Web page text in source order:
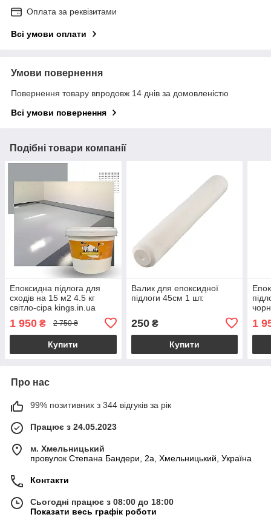
Оплата за реквізитами
Всі умови оплати
Умови повернення
Повернення товару впродовж 14 днів за домовленістю
Всі умови повернення
Подібні товари компанії
Епоксидна підлога для
сходів на 15 м2 4.5 кг
світло-сіра kings.in.ua
1 950 ₴ 2 750 ₴
Купити
Валик для епоксидної
підлоги 45см 1 шт.
250₴
Купити
1
Про нас
99% позитивних з 344 відгуків за рік
Працює з 24.05.2023
м. Хмельницький
провулок Степана Бандери, 2a, Хмельницький, Україна
Контакти
Сьогодні працює з 08:00 до 18:00
Показати весь графік роботи